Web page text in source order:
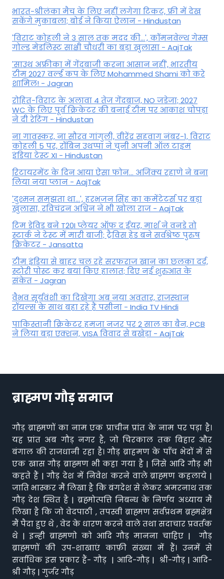
भारत-श्रीलंका मैच के लिए नहीं लगेगा टिकट, फ्री में देख
सकेंगे मुकाबला; बोर्ड ने किया ऐलान - Hindustan
'विराट कोहली ने 3 साल तक मदद की...', कॉमनवेल्थ गेम्स
गोल्ड मेडलिस्ट साक्षी चौधरी का बड़ा खुलासा - AajTak
'साउथ अफ्रीका में गेंदबाजी करना आसान नहीं', भारतीय
टीम 2027 वर्ल्‍ड कप के लिए Mohammed Shami को करे
शामिल! - Jagran
रोहित-विराट के अलावा 4 तेज गेंदबाज, NO जडेजा; 2027
WC के लिए पूर्व क्रिकेटर की बनाई टीम पर आकाश चोपड़ा
ने दी रेटिंग - Hindustan
ना गावस्कर, ना सौरव गांगुली, वीरेंद्र सहवाग नंबर-1, विराट
कोहली 5 पर, रॉबिन उथप्पा ने चुनी अपनी ऑल टाइम
इंडिया टेस्ट XI - Hindustan
रिटायरमेंट के दिन आया ऐसा फोन... अजिंक्य रहाणे ने बना
लिया नया प्लान - AajTak
'दुश्मन समझता था...', हरभजन सिंह का कमेंटेटर्स पर बड़ा
खुलासा, रव‍िचंद्रन अश्विन ने भी खोला राज - AajTak
टिम डेविड बने T20I प्लेयर ऑफ द ईयर, मार्श ने वनडे तो
स्टार्क ने टेस्ट में मारी बाजी; ट्रैविस हेड बने सर्वश्रेष्ठ पुरुष
क्रिकेटर - Jansatta
टीम इंडिया से बाहर चल रहे सरफराज खान का छलका दर्द,
स्टोरी पोस्ट कर बयां किए हालात; दिए नई शुरुआत के
संकेत - Jagran
वैभव सूर्यवंशी का दिखेगा अब नया अवतार, राजस्थान
रॉयल्स के साथ बहा रहे हैं पसीना - India TV Hindi
पाकिस्तानी क्रिकेटर हमजा नजर पर 2 साल का बैन, PCB
ने ल‍िया बड़ा एक्शन, VISA व‍िवाद से बखेड़ा - AajTak
ब्राह्मण गौड़ समाज
गौड़ ब्राह्मणों का नाम एक प्राचीन प्रांत के नाम पर पड़ा है।
यह प्रांत अब गौड़ नगर है, जो चिरकाल तक बिहार और
बंगाल की राजधानी रहा है। गौड़ ब्राहमण के पाँच भेदों में से
एक खास गौड़ ब्राह्मण भी कहा गया है | जिसे आदि गौड़ भी
कहते हैं | गौड़ देश में निवेश करने वाले ब्राह्मण कहलाये |
जाति भास्कर मैं लिखा है कि बंगदेश से लेकर अमरनाथ तक
गौड़ देश स्थित है | ब्रह्मोत्पत्ति निबन्ध के निर्णय अध्याय मैं
लिखा है कि जो वेदपाठी , तपस्वी ब्राह्मण सर्वप्रथम ब्रह्मक्षेत्र
मैं पैदा हुए थे , वेद के धारण करने वाले तथा सदाचार प्रवर्तक
थे | इन्ही ब्राह्मणो को आदि गौड़ मानना चाहिए | गौड़
ब्राह्मणों की उप-शाखाएं काफ़ी संख्या में हैं। उनमें से
सर्वाधिक इस प्रकार हैं- गौड़ | आदि-गौड़ | श्री-गौड़ | आदि-
श्री गौड़ | गुर्जर गौड़